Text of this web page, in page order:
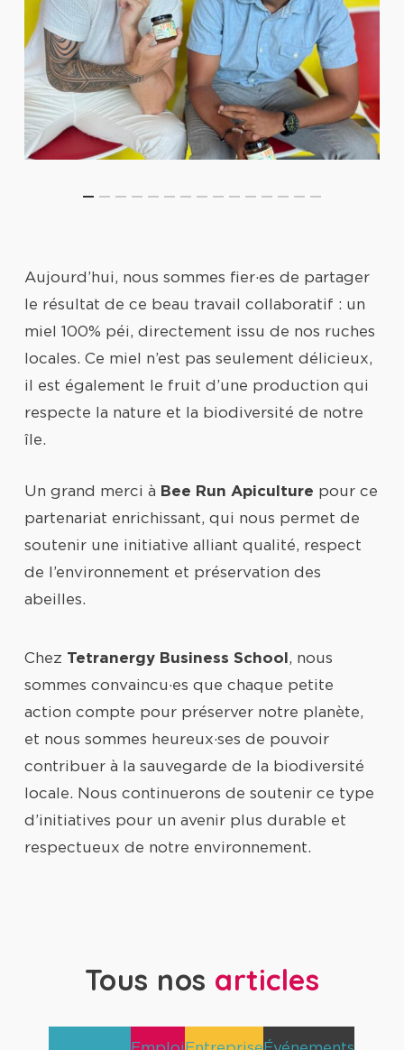
Aujourd’hui, nous sommes fier·es de partager
le résultat de ce beau travail collaboratif : un
miel 100% péi, directement issu de nos ruches
locales. Ce miel n’est pas seulement délicieux,
il est également le fruit d’une production qui
respecte la nature et la biodiversité de notre
île.
Un grand merci à Bee Run Apiculture pour ce
partenariat enrichissant, qui nous permet de
soutenir une initiative alliant qualité, respect
de l’environnement et préservation des
abeilles.
Chez Tetranergy Business School, nous
sommes convaincu·es que chaque petite
action compte pour préserver notre planète,
et nous sommes heureux·ses de pouvoir
contribuer à la sauvegarde de la biodiversité
locale. Nous continuerons de soutenir ce type
d’initiatives pour un avenir plus durable et
respectueux de notre environnement.
Tous nos articles